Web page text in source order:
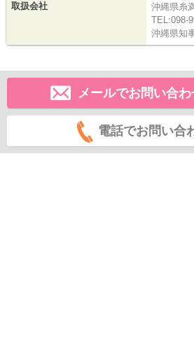
取扱会社
沖縄県糸
TEL:098-
沖縄県知
メールでお問い合
電話でお問い合